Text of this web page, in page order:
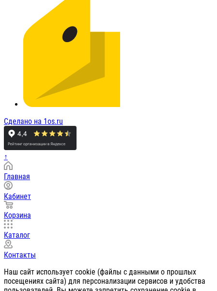
Сделано на 1os.ru
↑
Главная
Кабинет
Корзина
Каталог
Контакты
Наш сайт использует cookie (файлы с данными о прошлых
посещениях сайта) для персонализации сервисов и удобства